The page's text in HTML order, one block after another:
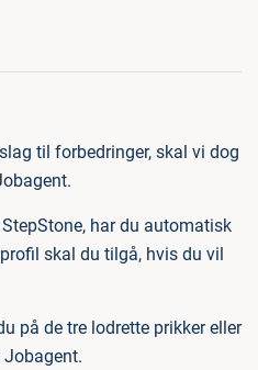
til forbedringer, skal vi dog
har du automatisk
skal du tilgå, hvis du vil
på de tre lodrette prikker eller
Jobagent.